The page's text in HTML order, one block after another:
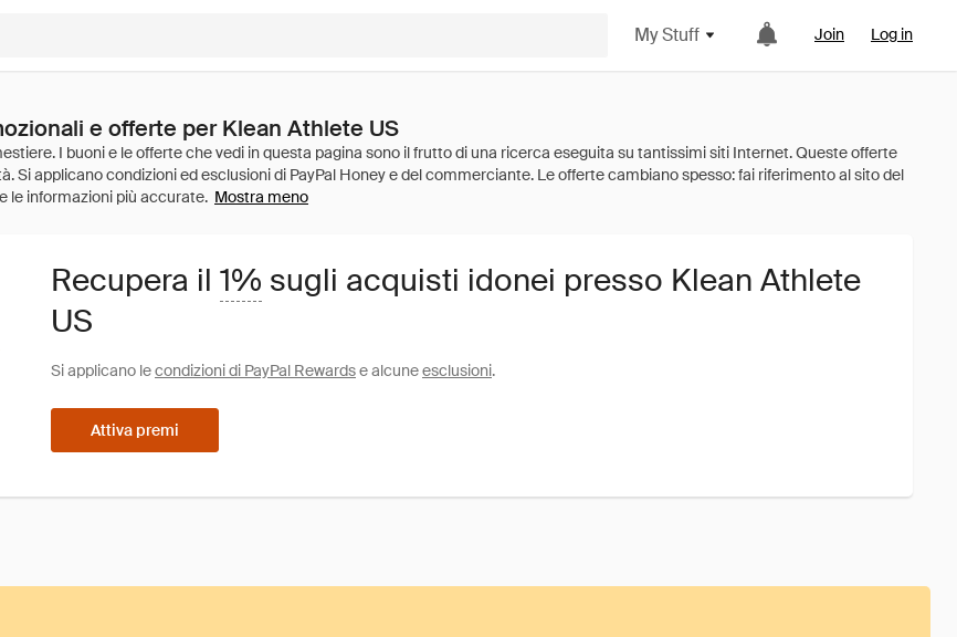
My Stuff Join Log in
e offerte per Klean Athlete US
Mostra meno
Recupera il 1% sugli acquisti idonei presso Klean Athlete
US
Si applicano lecondizioni di PayPal Rewardse alcuneesclusioni.
Attiva premi